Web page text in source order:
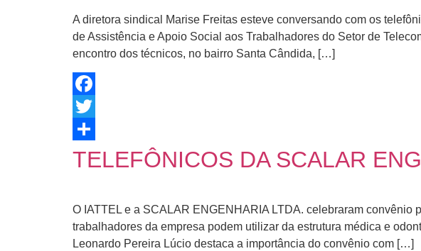
A diretora sindical Marise Freitas esteve conversando com os
de Assistência e Apoio Social aos Trabalhadores do Setor de
encontro dos técnicos, no bairro Santa Cândida, […]
Facebook
Twitter
Share
TELEFÔNICOS DA SCALAR
O IATTEL e a SCALAR ENGENHARIA LTDA. celebraram
trabalhadores da empresa podem utilizar da estrutura médica e
Leonardo Pereira Lúcio destaca a importância do convênio com […]